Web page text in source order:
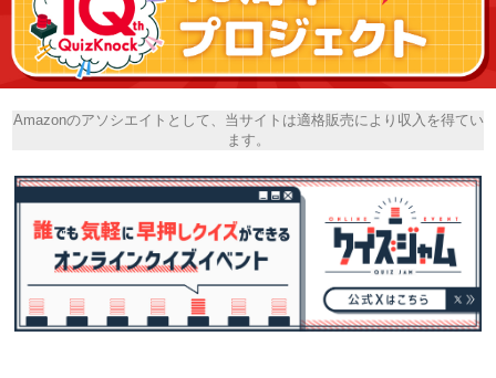
Amazonのアソシエイトとして、当サイトは適格販売により収入を得てい
ます。